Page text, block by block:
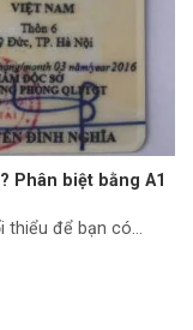
Phân biệt bằng A1
để bạn có...